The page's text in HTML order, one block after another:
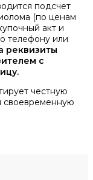
подсчет
(по ценам
акт и
телефону или
реквизиты
с
честную
своевременную